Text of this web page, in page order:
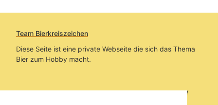
Team Bierkreiszeichen
Diese Seite ist eine private Webseite die sich das Thema
Bier zum Hobby macht.
Sie befinden sich auf https://www.bierkreiszeichen.at/